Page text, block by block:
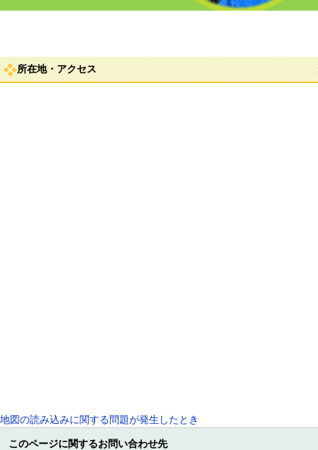
所在地・アクセス
地図の読み込みに関する問題が発生したとき
このページに関するお問い合わせ先